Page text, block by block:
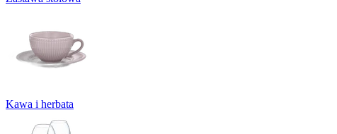
Kawa i herbata